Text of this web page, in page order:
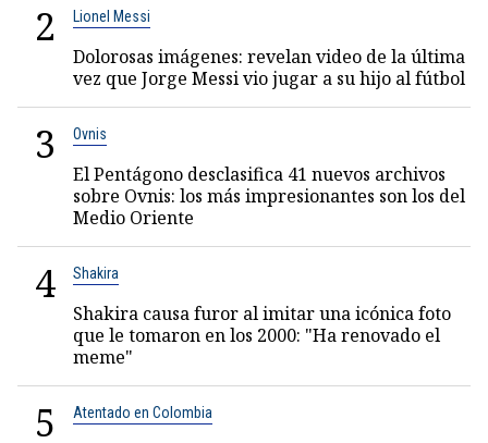
2 Lionel Messi
Dolorosas imágenes: revelan video de la última
vez que Jorge Messi vio jugar a su hijo al fútbol
3 Ovnis
El Pentágono desclasifica 41 nuevos archivos
sobre Ovnis: los más impresionantes son los del
Medio Oriente
4 Shakira
Shakira causa furor al imitar una icónica foto
que le tomaron en los 2000: "Ha renovado el
meme"
5 Atentado en Colombia